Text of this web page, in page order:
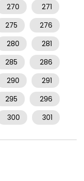
270
271
275
276
280
281
285
286
290
291
295
296
300 301